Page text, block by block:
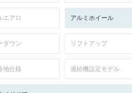
エアロ アルミホイール
ダウン リフトアップ
地仕様 過給機設定モデル